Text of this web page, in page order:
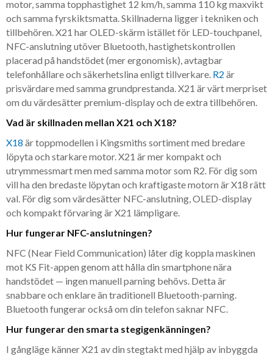
motor, samma topphastighet 12 km/h, samma 110 kg maxvikt
och samma fyrskiktsmatta. Skillnaderna ligger i tekniken och
tillbehören. X21 har OLED-skärm istället för LED-touchpanel,
NFC-anslutning utöver Bluetooth, hastighetskontrollen
placerad på handstödet (mer ergonomisk), avtagbar
telefonhållare och säkerhetslina enligt tillverkare. R2 är
prisvärdare med samma grundprestanda. X21 är värt merpriset
om du värdesätter premium-display och de extra tillbehören.
Vad är skillnaden mellan X21 och X18?
X18 är toppmodellen i Kingsmiths sortiment med bredare
löpyta och starkare motor. X21 är mer kompakt och
utrymmessmart men med samma motor som R2. För dig som
vill ha den bredaste löpytan och kraftigaste motorn är X18 rätt
val. För dig som värdesätter NFC-anslutning, OLED-display
och kompakt förvaring är X21 lämpligare.
Hur fungerar NFC-anslutningen?
NFC (Near Field Communication) låter dig koppla maskinen
mot KS Fit-appen genom att hålla din smartphone nära
handstödet — ingen manuell parning behövs. Detta är
snabbare och enklare än traditionell Bluetooth-parning.
Bluetooth fungerar också om din telefon saknar NFC.
Hur fungerar den smarta stegigenkänningen?
I gångläge känner X21 av din stegtakt med hjälp av inbyggda